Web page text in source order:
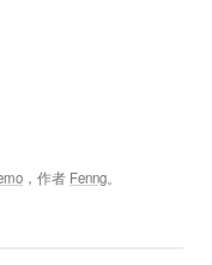
，作者 Fenng。